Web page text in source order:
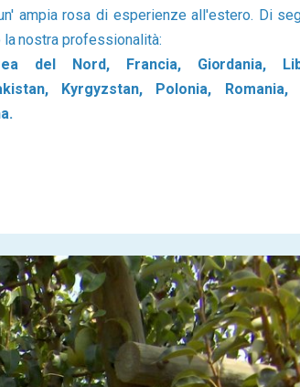
ampia rosa di esperienze all'estero. Di
nostra professionalità:
del Nord, Francia, Giordania,
Kyrgyzstan, Polonia, Romania,